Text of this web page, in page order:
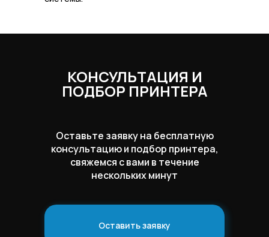
КОНСУЛЬТАЦИЯ И
ПОДБОР ПРИНТЕРА
Оставить заявку
Оставьте заявку на бесплатную
консультацию и подбор принтера,
свяжемся с вами в течение
нескольких минут